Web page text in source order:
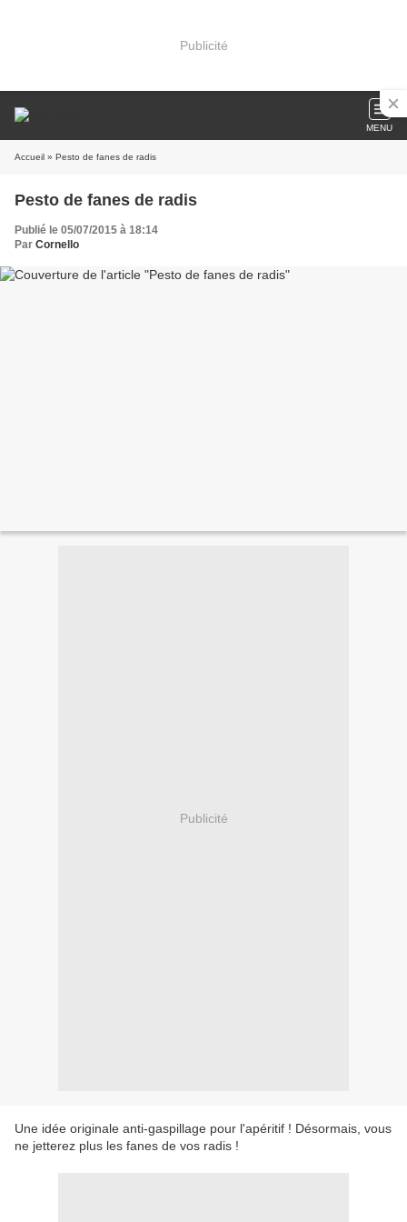
Publicité
MENU
Accueil » Pesto de fanes de radis
Pesto de fanes de radis
Publié le 05/07/2015 à 18:14
Par Cornello
Publicité
Une idée originale anti-gaspillage pour l'apéritif ! Désormais, vous
ne jetterez plus les fanes de vos radis !